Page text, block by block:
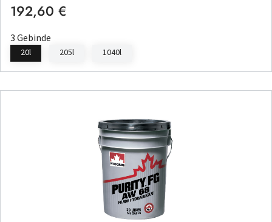
Regulärer Preis:
192,60 €
3 Gebinde
20l 205l 1040l